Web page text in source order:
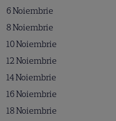
6 Noiembrie
8 Noiembrie
10 Noiembrie
12 Noiembrie
14 Noiembrie
16 Noiembrie
18 Noiembrie